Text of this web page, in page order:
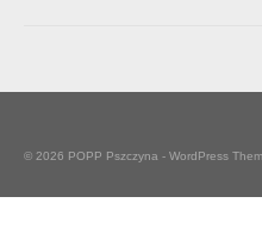
© 2026 POPP Pszczyna - WordPress